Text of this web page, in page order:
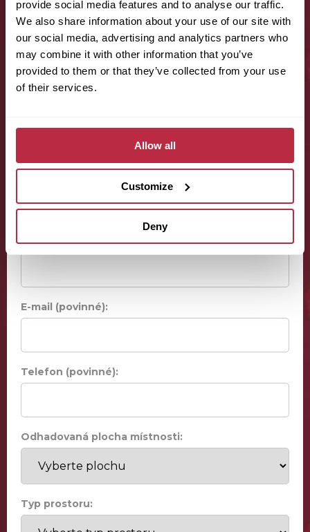
provide social media features and to analyse our traffic.
We also share information about your use of our site with
our social media, advertising and analytics partners who
may combine it with other information that you’ve
provided to them or that they’ve collected from your use
of their services.
Allow all
Customize
Deny
Příjmení (povinné):
E-mail (povinné):
Telefon (povinné):
Odhadovaná plocha místnosti:
Typ prostoru: